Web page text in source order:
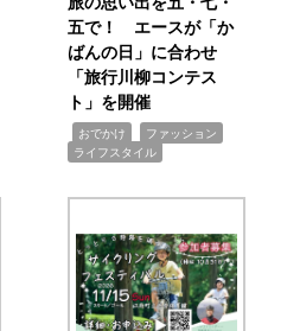
五で！ エースが「か
ばんの日」に合わせ
「旅行川柳コンテス
ト」を開催
おでかけ ファッション
ライフスタイル